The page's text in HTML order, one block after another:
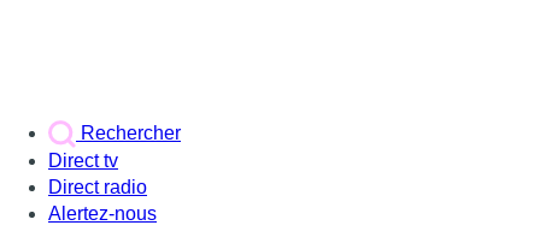
Rechercher
Direct tv
Direct radio
Alertez-nous